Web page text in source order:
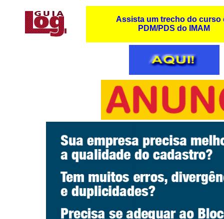
Assista um trecho do curso
PDM/PDS do IMAM